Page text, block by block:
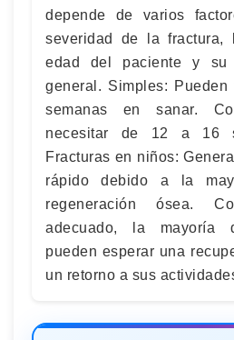
depende de varios
severidad de la fractura,
edad del paciente y su
general. Simples:
semanas en sanar.
necesitar de 12 a 16
Fracturas en niños:
rápido debido a la
regeneración ósea.
adecuado, la mayoría
pueden esperar una
un retorno a sus